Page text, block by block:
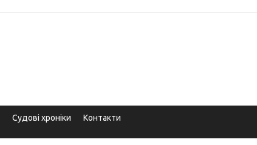
Судові хроніки Контакти